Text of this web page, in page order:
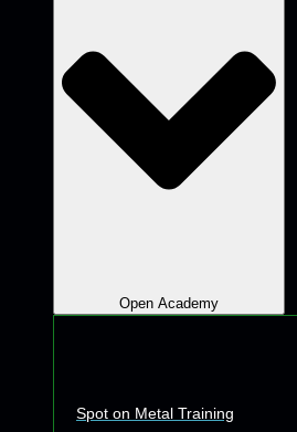
Open Academy
Spot on Metal Training